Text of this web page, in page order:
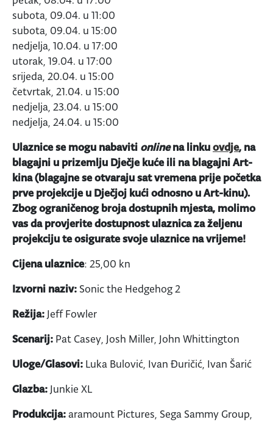
subota, 09.04. u 11:00
subota, 09.04. u 15:00
nedjelja, 10.04. u 17:00
utorak, 19.04. u 17:00
srijeda, 20.04. u 15:00
četvrtak, 21.04. u 15:00
nedjelja, 23.04. u 15:00
nedjelja, 24.04. u 15:00
Ulaznice se mogu nabaviti onlinena linkuovdje, na
blagajni u prizemlju Dječje kuće ili na blagajni Art-
kina (blagajne se otvaraju sat vremena prije početka
prve projekcije u Dječjoj kući odnosno u Art-kinu).
Zbog ograničenog broja dostupnih mjesta, molimo
vas da provjerite dostupnost ulaznica za željenu
projekciju te osigurate svoje ulaznice na vrijeme!
Cijena ulaznice: 25,00 kn
Izvorni naziv: Sonic the Hedgehog 2
Režija: Jeff Fowler
Scenarij: Pat Casey, Josh Miller, John Whittington
Uloge/Glasovi: Luka Bulović, Ivan Đuričić, Ivan Šarić
Glazba: Junkie XL
Produkcija:aramount Pictures, Sega Sammy Group,